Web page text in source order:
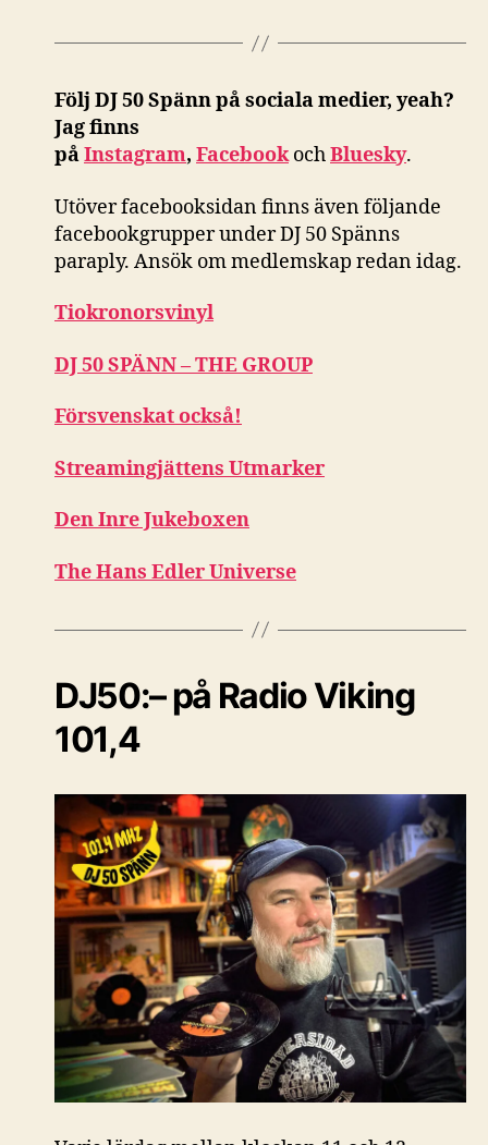
Följ DJ 50 Spänn på sociala medier, yeah?
Jag finns
påInstagram, FacebookochBluesky.
Utöver facebooksidan finns även följande
facebookgrupper under DJ 50 Spänns
paraply. Ansök om medlemskap redan idag.
Tiokronorsvinyl
DJ 50 SPÄNN – THE GROUP
Försvenskat också!
Streamingjättens Utmarker
Den Inre Jukeboxen
The Hans Edler Universe
DJ50:– på Radio Viking
101,4